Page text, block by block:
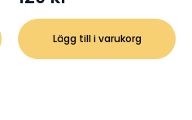
Lägg till i varukorg